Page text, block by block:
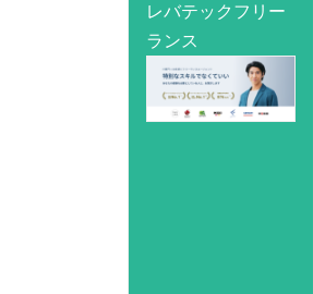
レバテックフリー
ランス